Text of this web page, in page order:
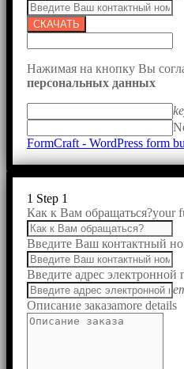
СКАЧАТЬ
Нажимая на кнопку Вы
персональных данных
FormCraft - WordPress form
1 Step 1
Как к Вам обращаться?your
Введите Ваш контактный
Введите адрес электронной
Описание заказаmore details